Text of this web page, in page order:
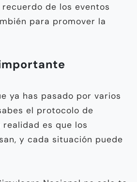
de los eventos
para promover la
ya has pasado por varios
el protocolo de
es que los
y cada situación puede